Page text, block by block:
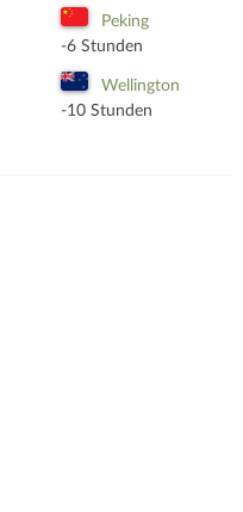
Peking
-6 Stunden
Wellington
-10 Stunden